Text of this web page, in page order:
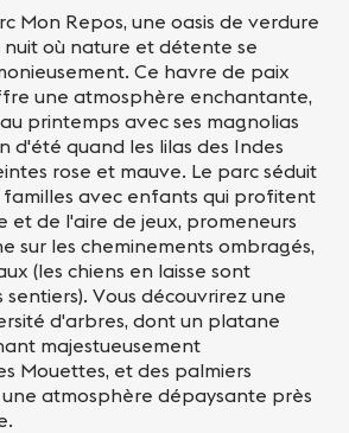
Mon Repos, une oasis de verdure
nuit où nature et détente se
Ce havre de paix
une atmosphère enchantante,
printemps avec ses magnolias
d'été quand les lilas des Indes
rose et mauve. Le parc séduit
familles avec enfants qui profitent
et de l'aire de jeux, promeneurs
sur les cheminements ombragés,
(les chiens en laisse sont
Vous découvrirez une
d'arbres, dont un platane
majestueusement
Mouettes, et des palmiers
atmosphère dépaysante près